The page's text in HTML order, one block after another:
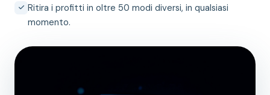
Ritira i profitti in oltre 50 modi diversi, in qualsiasi
momento.